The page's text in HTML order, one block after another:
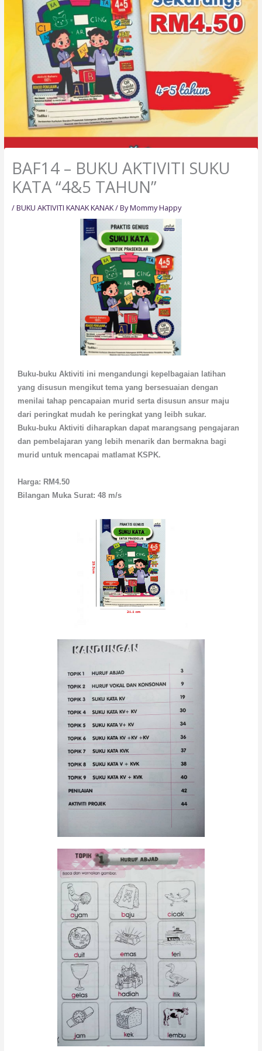
BAF14 – BUKU AKTIVITI SUKU
KATA “4&5 TAHUN”
/BUKU AKTIVITI KANAK KANAK/ ByMommy Happy
Buku-buku Aktiviti ini mengandungi kepelbagaian latihan
yang disusun mengikut tema yang bersesuaian dengan
menilai tahap pencapaian murid serta disusun ansur maju
dari peringkat mudah ke peringkat yang leibh sukar.
Buku-buku Aktiviti diharapkan dapat marangsang pengajaran
dan pembelajaran yang lebih menarik dan bermakna bagi
murid untuk mencapai matlamat KSPK.
Harga: RM4.50
Bilangan Muka Surat: 48 m/s